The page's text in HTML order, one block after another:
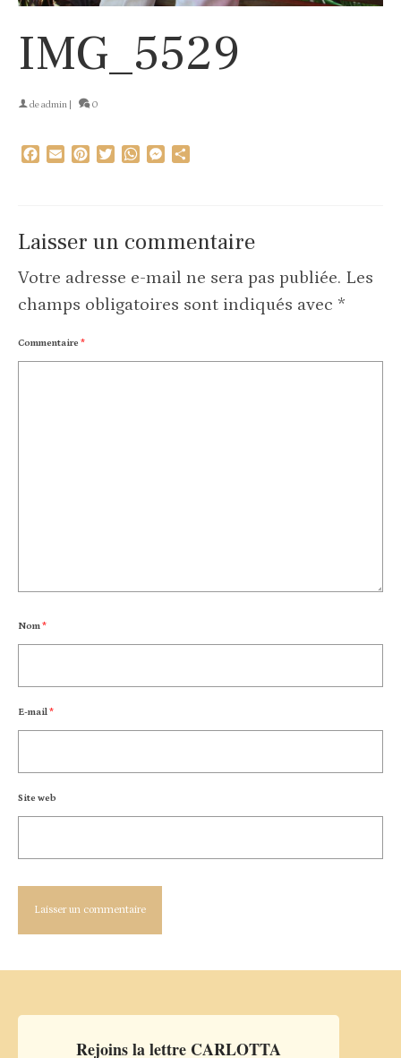
IMG_5529
deadmin 0
Facebook
EmailPinterestTwitterWhatsAppMessenger
Laisser un commentaire
Votre adresse e-mail ne sera pas publiée. Les
champs obligatoires sont indiqués avec *
Commentaire *
Nom*
E-mail*
Site web
Rejoins la lettre CARLOTTA